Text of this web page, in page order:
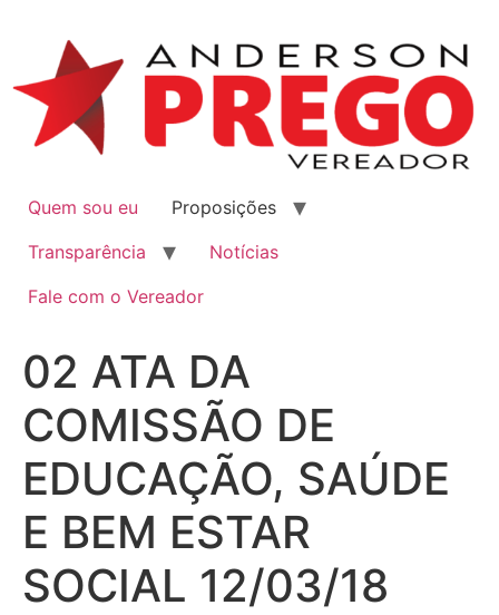
Quem sou eu
Proposições
Transparência
Notícias
Fale com o Vereador
02 ATA DA
COMISSÃO DE
EDUCAÇÃO, SAÚDE
E BEM ESTAR
SOCIAL 12/03/18